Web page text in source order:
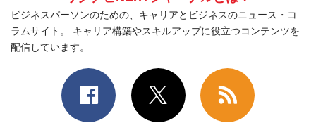
ビジネスパーソンのための、キャリアとビジネスのニュース・コ
ラムサイト。 キャリア構築やスキルアップに役立つコンテンツを
配信しています。